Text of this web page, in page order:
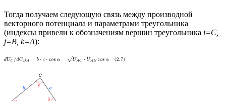
Тогда получаем следующую связь между производной
векторного потенциала и параметрами треугольника
(индексы привели к обозначениям вершин треугольника i=C,
j=B, k=A):